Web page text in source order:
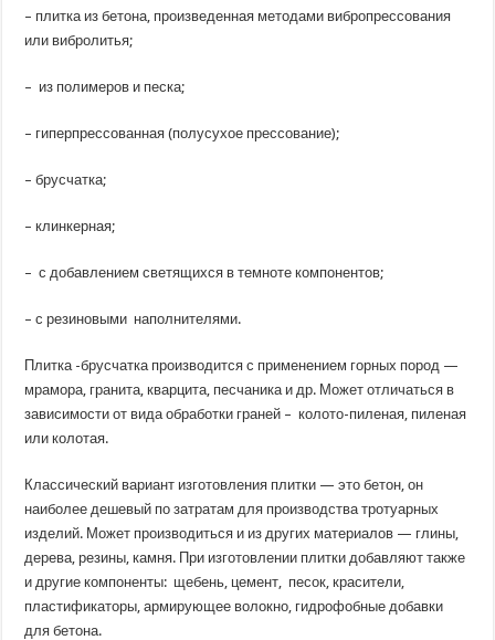
– плитка из бетона, произведенная методами вибропрессования
или вибролитья;
– из полимеров и песка;
– гиперпрессованная (полусухое прессование);
– брусчатка;
– клинкерная;
– с добавлением светящихся в темноте компонентов;
– с резиновыми наполнителями.
Плитка -брусчатка производится с применением горных пород —
мрамора, гранита, кварцита, песчаника и др. Может отличаться в
зависимости от вида обработки граней – колото-пиленая, пиленая
или колотая.
Классический вариант изготовления плитки — это бетон, он
наиболее дешевый по затратам для производства тротуарных
изделий. Может производиться и из других материалов — глины,
дерева, резины, камня. При изготовлении плитки добавляют также
и другие компоненты: щебень, цемент, песок, красители,
пластификаторы, армирующее волокно, гидрофобные добавки
для бетона.